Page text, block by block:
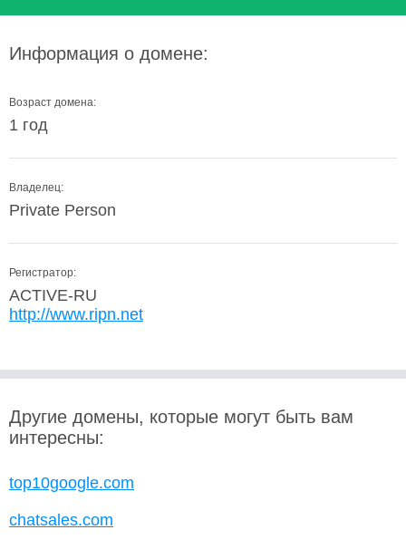
Информация о домене:
Возраст домена:
1 год
Владелец:
Private Person
Регистратор:
ACTIVE-RU
http://www.ripn.net
Другие домены, которые могут быть вам
интересны:
top10google.com
chatsales.com